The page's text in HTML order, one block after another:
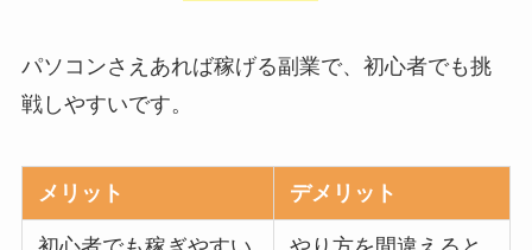
パソコンさえあれば稼げる副業で、初心者でも挑
戦しやすいです。
メリット デメリット